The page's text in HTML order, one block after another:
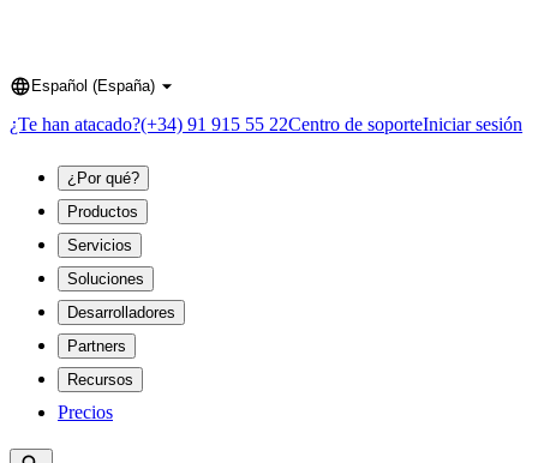
Language
Español (España)
¿Te han atacado?(+34) 91 915 55 22Centro de soporteIniciar sesión
¿Por qué?
Productos
Servicios
Soluciones
Desarrolladores
Partners
Recursos
Precios